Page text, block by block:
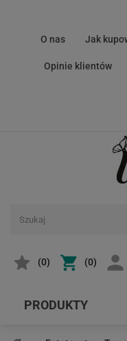
O nas Jak
Opinie klientów
(0) (0)
PRODUKTY